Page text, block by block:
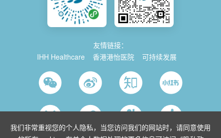
我们非常重视您的个人隐私，当您访问我们的网站时，请同意使用
友情链接：
IHH Healthcare
香港港怡医院 可持续发展